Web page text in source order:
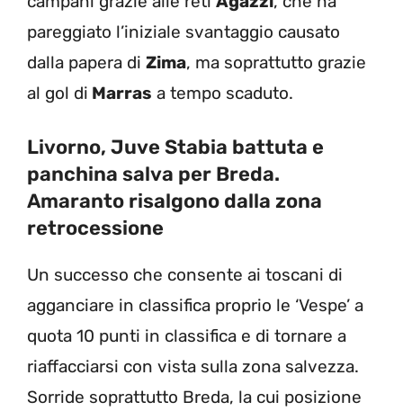
pareggiato l’iniziale svantaggio causato
dalla papera di Zima, ma soprattutto grazie
al gol di Marras a tempo scaduto.
Livorno, Juve Stabia battuta e
panchina salva per Breda.
Amaranto risalgono dalla zona
retrocessione
Un successo che consente ai toscani di
agganciare in classifica proprio le ‘Vespe’ a
quota 10 punti in classifica e di tornare a
riaffacciarsi con vista sulla zona salvezza.
Sorride soprattutto Breda, la cui posizione